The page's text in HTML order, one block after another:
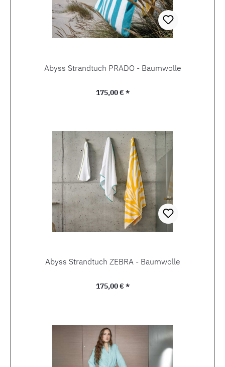
Abyss Strandtuch PRADO - Baumwolle
Regulärer Preis:
175,00 € *
Abyss Strandtuch ZEBRA - Baumwolle
Regulärer Preis:
175,00 € *